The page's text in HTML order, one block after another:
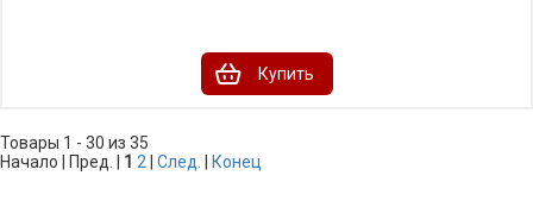
Купить
Товары 1 - 30 из 35
Начало | Пред. | 1 2 След. Конец